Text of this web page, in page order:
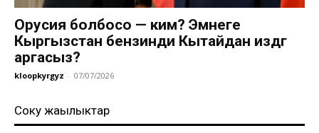
Орусия болбосо — ким? Эмнеге
Кыргызстан бензинди Кытайдан издөөгө
аргасыз?
kloopkyrgyz - 07/07/2026
Соңку жаңылыктар